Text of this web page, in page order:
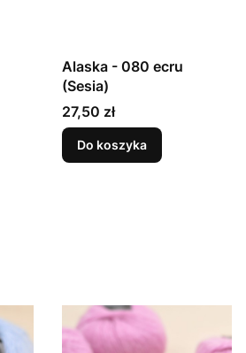
Alaska - 080 ecru
(Sesia)
Cena
27,50 zł
Do koszyka